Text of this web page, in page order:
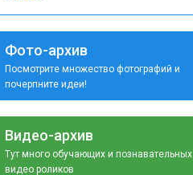
Фото-архив
Посмотрите множество фотографий и
почерпните идеи!
Видео-архив
Тут много обучающих и познавательных
видео роликов